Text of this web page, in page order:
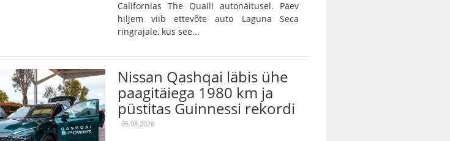
Californias The Quaili autonäitusel. Päev
hiljem viib ettevõte auto Laguna Seca
ringrajale, kus see...
Nissan Qashqai läbis ühe
paagitäiega 1980 km ja
püstitas Guinnessi rekordi
05.08.2026